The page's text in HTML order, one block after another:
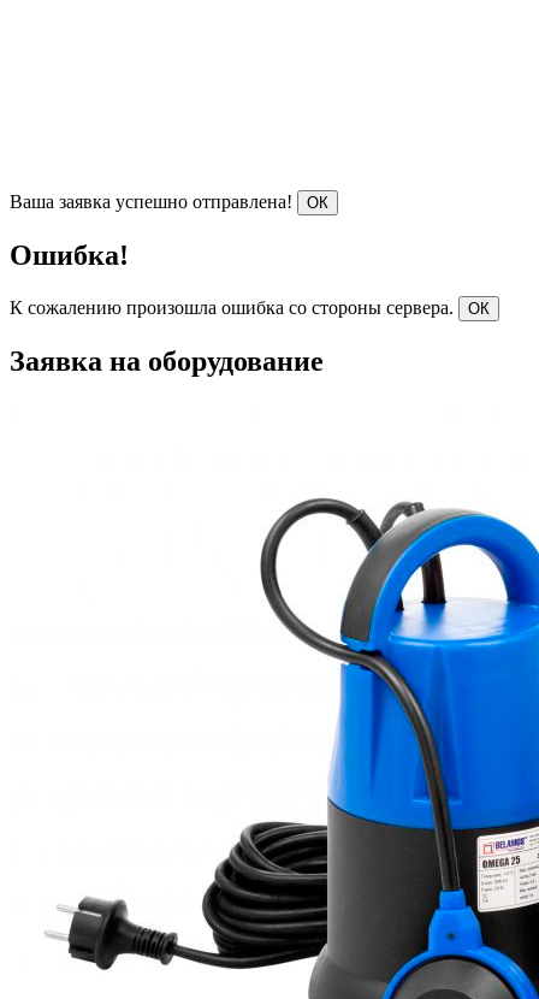
Ваша заявка успешно отправлена! ОК
Ошибка!
К сожалению произошла ошибка со стороны сервера. ОК
Заявка на оборудование